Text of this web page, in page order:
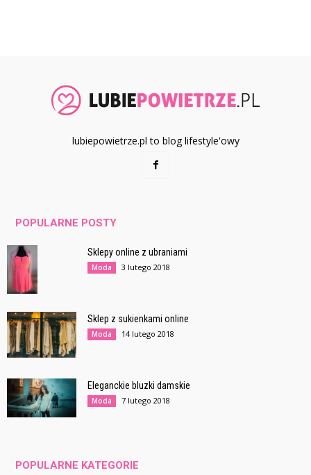
lubiepowietrze.pl to blog lifestyle'owy
POPULARNE POSTY
Sklepy online z ubraniami
Moda 3 lutego 2018
Sklep z sukienkami online
Moda 14 lutego 2018
Eleganckie bluzki damskie
Moda 7 lutego 2018
POPULARNE KATEGORIE